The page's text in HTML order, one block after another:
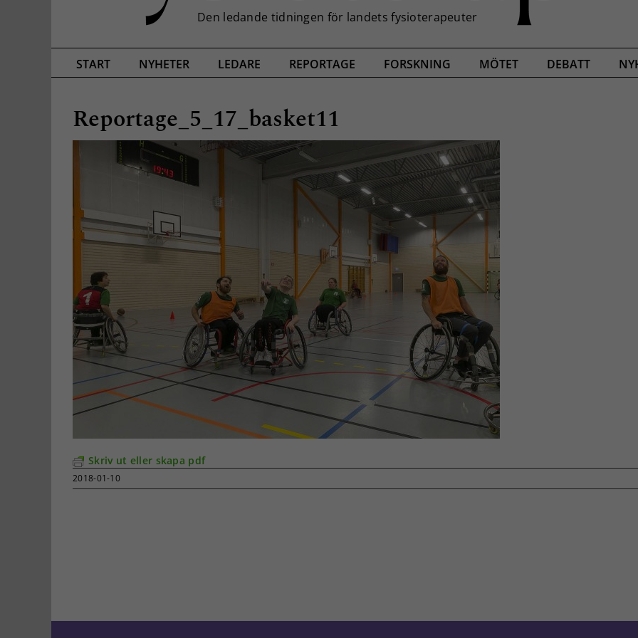
START NYHETER LEDARE REPORTAGE FORSKNING MÖTET DEBATT
Reportage_5_17_basket11
Skriv ut eller skapa pdf
2018-01-10